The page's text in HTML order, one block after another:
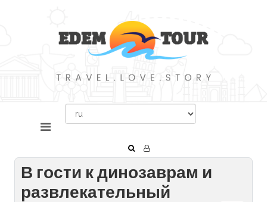
В гости к динозаврам и
развлекательный